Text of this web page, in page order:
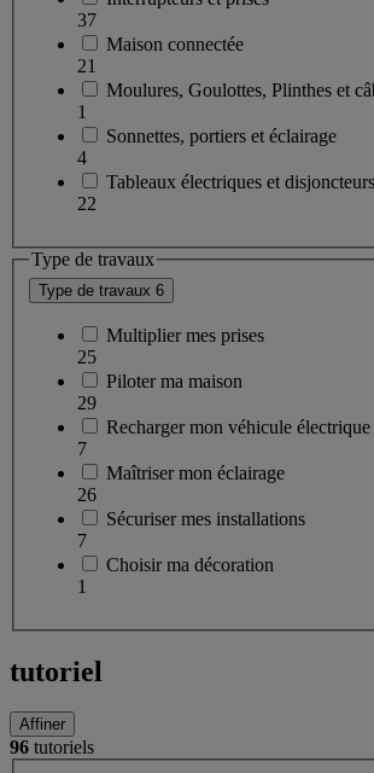
37
Maison connectée
21
Moulures, Goulottes, Plinthes et
1
Sonnettes, portiers et éclairage
4
Tableaux électriques et disjoncteurs
22
Type de travaux
Type de travaux 6
Multiplier mes prises
25
Piloter ma maison
29
Recharger mon véhicule électrique
7
Maîtriser mon éclairage
26
Sécuriser mes installations
7
Choisir ma décoration
1
tutoriel
Affiner
96 tutoriels